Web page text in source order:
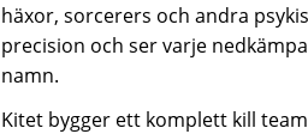
häxor, sorcerers och andra
precision och ser varje
namn.
Kitet bygger ett komplett kill